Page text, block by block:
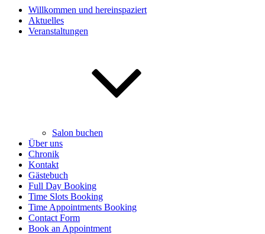
Willkommen und hereinspaziert
Aktuelles
Veranstaltungen
Salon buchen
Über uns
Chronik
Kontakt
Gästebuch
Full Day Booking
Time Slots Booking
Time Appointments Booking
Contact Form
Book an Appointment